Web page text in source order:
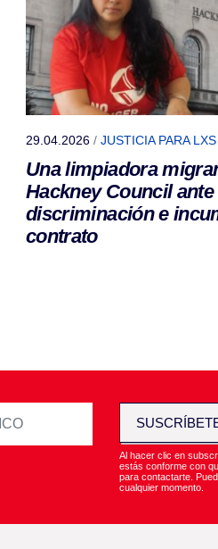
29.04.2026 / JUSTICIA PARA
Una limpiadora
Hackney Council
discriminación e
contrato
Al hacer clic en
estás conforme con
para contactarte.
cualquier momento.